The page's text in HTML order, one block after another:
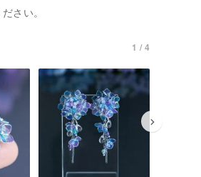
さい。
1 / 4